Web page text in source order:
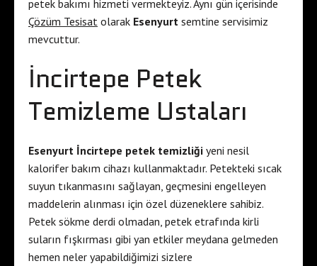
petek bakımı hizmeti vermekteyiz. Aynı gün içerisinde
Çözüm Tesisat olarak Esenyurt semtine servisimiz
mevcuttur.
İncirtepe Petek
Temizleme Ustaları
Esenyurt İncirtepe petek temizliği yeni nesil
kalorifer bakım cihazı kullanmaktadır. Petekteki sıcak
suyun tıkanmasını sağlayan, geçmesini engelleyen
maddelerin alınması için özel düzeneklere sahibiz.
Petek sökme derdi olmadan, petek etrafında kirli
suların fışkırması gibi yan etkiler meydana gelmeden
hemen neler yapabildiğimizi sizlere